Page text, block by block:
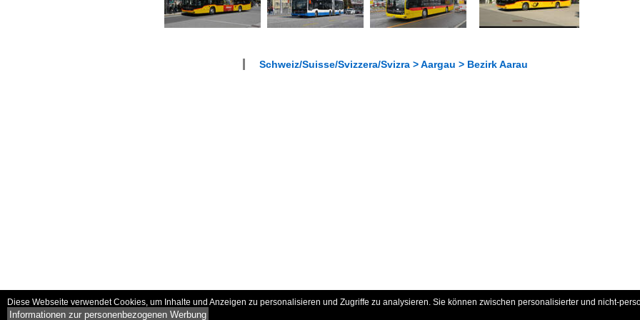
Schweiz/Suisse/Svizzera/Svizra > Aargau > Bezirk Aarau
Diese Webseite verwendet Cookies, um Inhalte und Anzeigen zu personalisieren und Zugriffe zu analysieren. Sie können zwischen personalisierter und nicht-
Informationen zur personenbezogenen Werbung